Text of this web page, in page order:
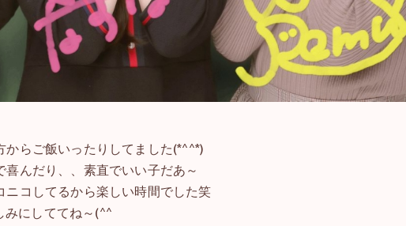
らご飯いったりしてました(*^^*)
んだり、、素直でいい子だあ～
コしてるから楽しい時間でした笑
みにしててね～(^^